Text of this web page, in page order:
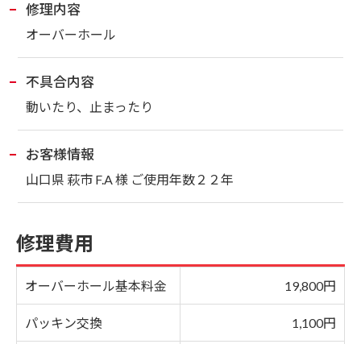
修理内容
オーバーホール
不具合内容
動いたり、止まったり
お客様情報
山口県 萩市 F.A 様 ご使用年数２２年
修理費用
オーバーホール基本料金 19,800円
パッキン交換 1,100円